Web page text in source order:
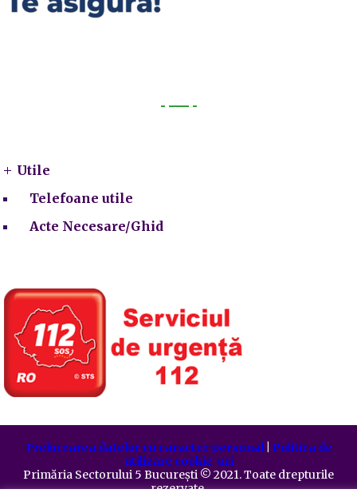
Utile
Telefoane utile
Acte Necesare/Ghid
Prelucrarea datelor cu caracter personal| Politica de
utilizare cookie-uri
Primăria Sectorului 5 București ©️ 2021. Toate drepturile
rezervate.